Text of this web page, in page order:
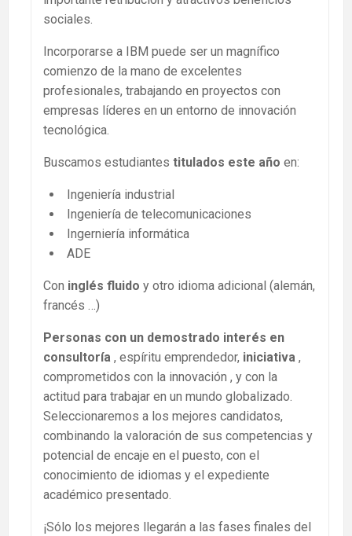
sociales.
Incorporarse a IBM puede ser un magnífico
comienzo de la mano de excelentes
profesionales, trabajando en proyectos con
empresas líderes en un entorno de innovación
tecnológica.
Buscamos estudiantes titulados este año en:
Ingeniería industrial
Ingeniería de telecomunicaciones
Ingerniería informática
ADE
Con inglés fluido y otro idioma adicional (alemán,
francés …)
Personas con un demostrado interés en
consultoría , espíritu emprendedor, iniciativa ,
comprometidos con la innovación , y con la
actitud para trabajar en un mundo globalizado.
Seleccionaremos a los mejores candidatos,
combinando la valoración de sus competencias y
potencial de encaje en el puesto, con el
conocimiento de idiomas y el expediente
académico presentado.
¡Sólo los mejores llegarán a las fases finales del